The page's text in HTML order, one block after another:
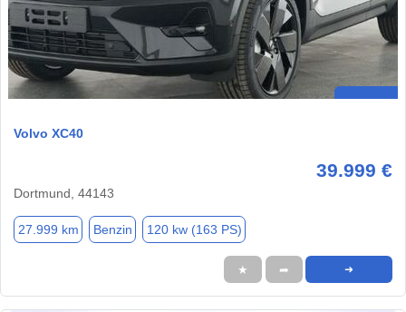
Volvo XC40
39.999 €
Dortmund, 44143
27.999 km Benzin 120 kw (163 PS)
★ ➦ ➜